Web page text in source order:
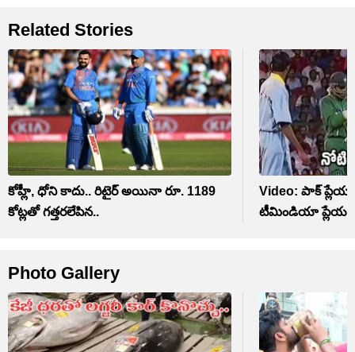
Related Stories
కోహ్లీ, ధోని కాదు.. రిటైర్ అయినా రూ. 1189
కోట్లతో గత్తరలేపిన..
Video: పాక్
టీమిండియా
Photo Gallery